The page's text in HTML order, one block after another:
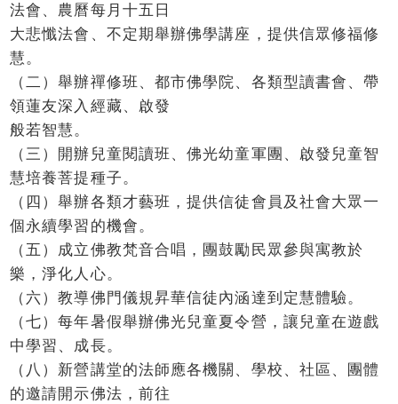
法會、農曆每月十五日
大悲懺法會、不定期舉辦佛學講座，提供信眾修福修
慧。
（二）舉辦禪修班、都市佛學院、各類型讀書會、帶
領蓮友深入經藏、啟發
般若智慧。
（三）開辦兒童閱讀班、佛光幼童軍團、啟發兒童智
慧培養菩提種子。
（四）舉辦各類才藝班，提供信徒會員及社會大眾一
個永續學習的機會。
（五）成立佛教梵音合唱，團鼓勵民眾參與寓教於
樂，淨化人心。
（六）教導佛門儀規昇華信徒內涵達到定慧體驗。
（七）每年暑假舉辦佛光兒童夏令營，讓兒童在遊戲
中學習、成長。
（八）新營講堂的法師應各機關、學校、社區、團體
的邀請開示佛法，前往